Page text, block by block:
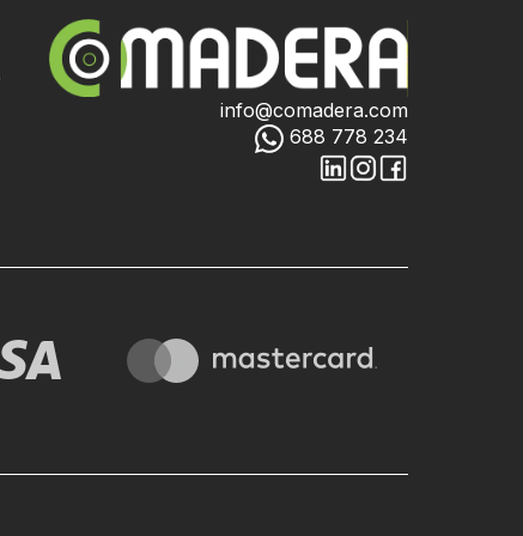
info@comadera.com
688 778 234